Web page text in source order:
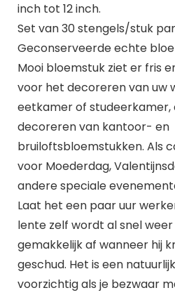
inch tot 12 inch.
Set van 30 stengels/stuk
Geconserveerde echte
Mooi bloemstuk ziet er fris
voor het decoreren van uw
eetkamer of
decoreren van kantoor- en
bruiloftsbloemstukken. Als
voor Moederdag,
andere speciale
Laat het een paar uur
lente zelf wordt al snel
gemakkelijk af wanneer hij
geschud. Het is een
voorzichtig als je bezwaar